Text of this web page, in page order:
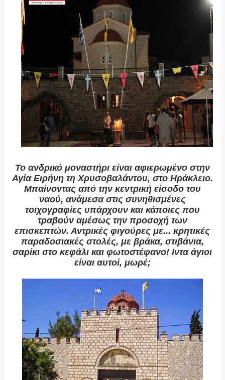
Το ανδρικό μοναστήρι είναι αφιερωμένο στην
Αγία Ειρήνη τη Χρυσοβαλάντου, στο Ηράκλειο.
Μπαίνοντας από την κεντρική είσοδο του
ναού, ανάμεσα στις συνηθισμένες
τοιχογραφίες υπάρχουν και κάποιες που
τραβούν αμέσως την προσοχή των
επισκεπτών. Αντρικές φιγούρες με... κρητικές
παραδοσιακές στολές, με βράκα, στιβάνια,
σαρίκι στο κεφάλι και φωτοστέφανο! Ιντα άγιοι
είναι αυτοί, μωρέ;